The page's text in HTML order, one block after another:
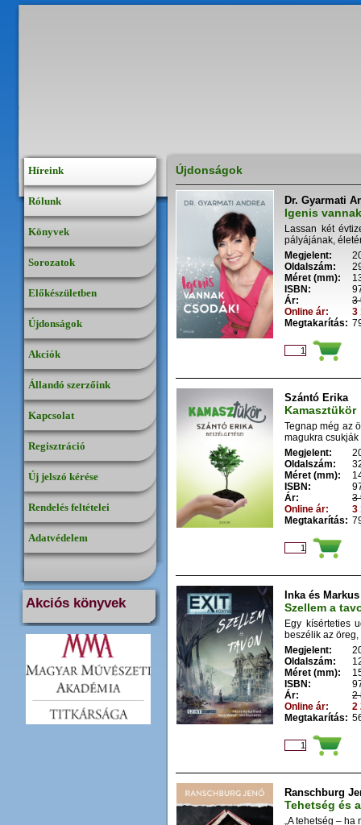
Híreink
Rólunk
Könyvek
Sorozatok
Előkészületben
Újdonságok
Akciók
Állandó szerzőink
Kapcsolat
Regisztráció
Új jelszó kérése
Rendelés feltételei
Adatvédelem
Akciós könyvek
Újdonságok
Dr. Gyarmati
Igenis
Lassan két
pályájának,
Megjelent:
Oldalszám:
Méret (mm):
ISBN:
Ár:
3
Online ár:
3
Megtakarítás:
Szántó Erika
Kamasztükör
Tegnap még az
magukra
Megjelent:
Oldalszám:
Méret (mm):
ISBN:
Ár:
3
Online ár:
3
Megtakarítás:
Inka és
Szellem a
Egy kísérteties
beszélik az
Megjelent:
Oldalszám:
Méret (mm):
ISBN:
Ár:
2
Online ár:
2
Megtakarítás:
Ranschburg
Tehetség és
„A tehetség –